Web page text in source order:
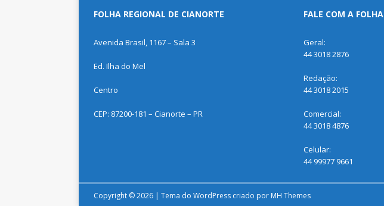
FOLHA REGIONAL DE CIANORTE
Avenida Brasil, 1167 – Sala 3
Ed. Ilha do Mel
Centro
CEP: 87200-181 – Cianorte – PR
FALE COM A FOLHA
Geral:
44 3018 2876
Redação:
44 3018 2015
Comercial:
44 3018 4876
Celular:
44 99977 9661
Copyright © 2026 | Tema do WordPress criado por MH Themes